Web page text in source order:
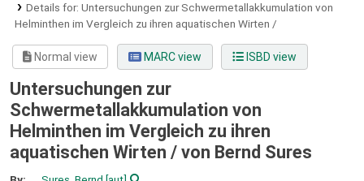
Details for: Untersuchungen zur Schwermetallakkumulation von
Helminthen im Vergleich zu ihren aquatischen Wirten /
Normal view MARC view ISBD view
Untersuchungen zur
Schwermetallakkumulation von
Helminthen im Vergleich zu ihren
aquatischen Wirten / von Bernd Sures